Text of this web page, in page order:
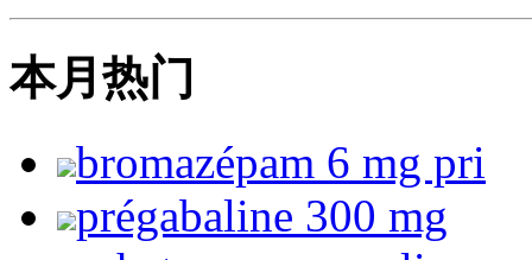
本月热门
bromazépam 6 mg pri
prégabaline 300 mg